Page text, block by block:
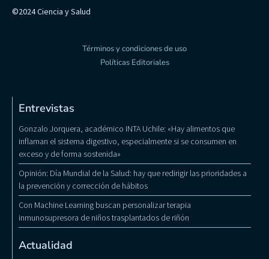
©2024 Ciencia y Salud
Términos y condiciones de uso
Políticas Editoriales
Entrevistas
Gonzalo Jorquera, académico INTA Uchile: «Hay alimentos que
inflaman el sistema digestivo, especialmente si se consumen en
exceso y de forma sostenida»
Opinión: Día Mundial de la Salud: hay que redirigir las prioridades a
la prevención y corrección de hábitos
Con Machine Learning buscan personalizar terapia
inmunosupresora de niños trasplantados de riñón
Actualidad